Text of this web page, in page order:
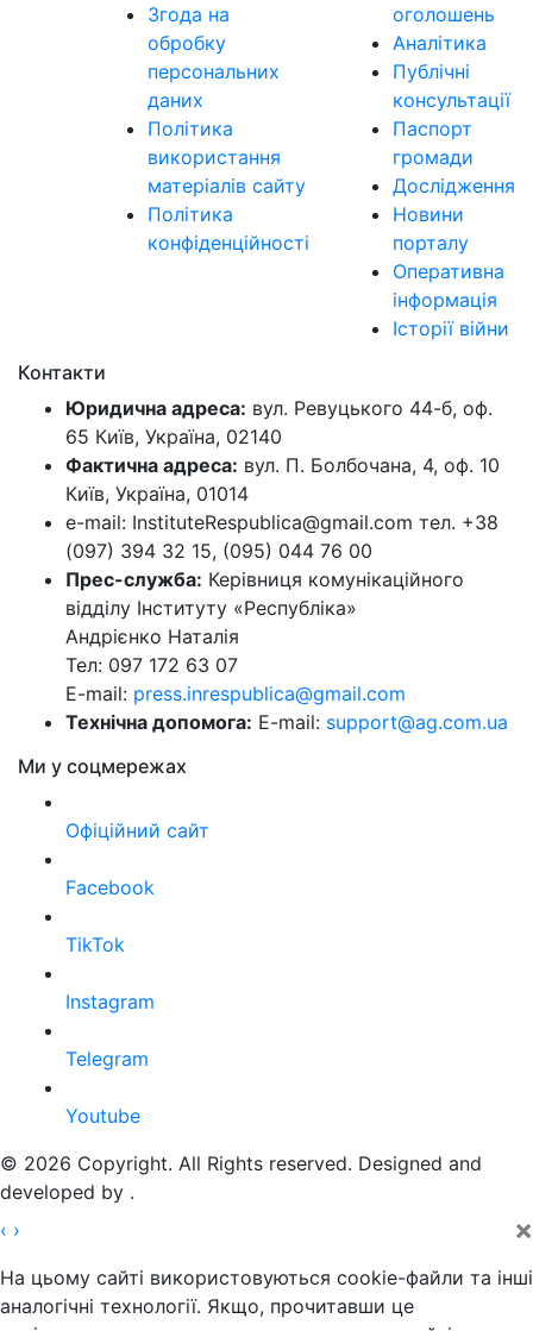
Згода на
обробку
персональних
даних
Політика
використання
матеріалів сайту
Політика
конфіденційності
оголошень
Аналітика
Публічні
консультації
Паспорт
громади
Дослідження
Новини
порталу
Оперативна
інформація
Історії війни
Контакти
Юридична адреса: вул. Ревуцького 44-б, оф.
65 Київ, Україна, 02140
Фактична адреса: вул. П. Болбочана, 4, оф. 10
Київ, Україна, 01014
e-mail: InstituteRespublica@gmail.com тел. +38
(097) 394 32 15, (095) 044 76 00
Прес-служба: Керівниця комунікаційного
відділу Інституту «Республіка»
Андрієнко Наталія
Тел: 097 172 63 07
E-mail: press.inrespublica@gmail.com
Технічна допомога: E-mail: support@ag.com.ua
Ми у соцмережах
Офіційний сайт
Facebook
TikTok
Instagram
Telegram
Youtube
© 2026 Copyright. All Rights reserved. Designed and
developed by .
‹ › ×
На цьому сайті використовуються cookie-файли та інші
аналогічні технології. Якщо, прочитавши це